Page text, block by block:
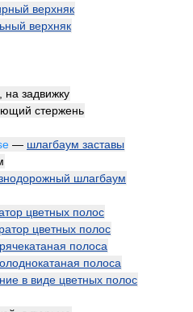
верхняк
верхняк
на задвижку
стержень
— шлагбаум заставы
шлагбаум
цветных полос
цветных полос
полоса
полоса
в виде цветных полос